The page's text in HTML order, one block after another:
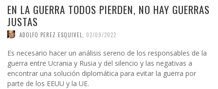
EN LA GUERRA TODOS PIERDEN, NO HAY GUERRAS
JUSTAS
ADOLFO PEREZ ESQUIVEL 02/09/2022
Es necesario hacer un análisis sereno de los responsables de la
guerra entre Ucrania y Rusia y del silencio y las negativas a
encontrar una solución diplomática para evitar la guerra por
parte de los EEUU y la UE.